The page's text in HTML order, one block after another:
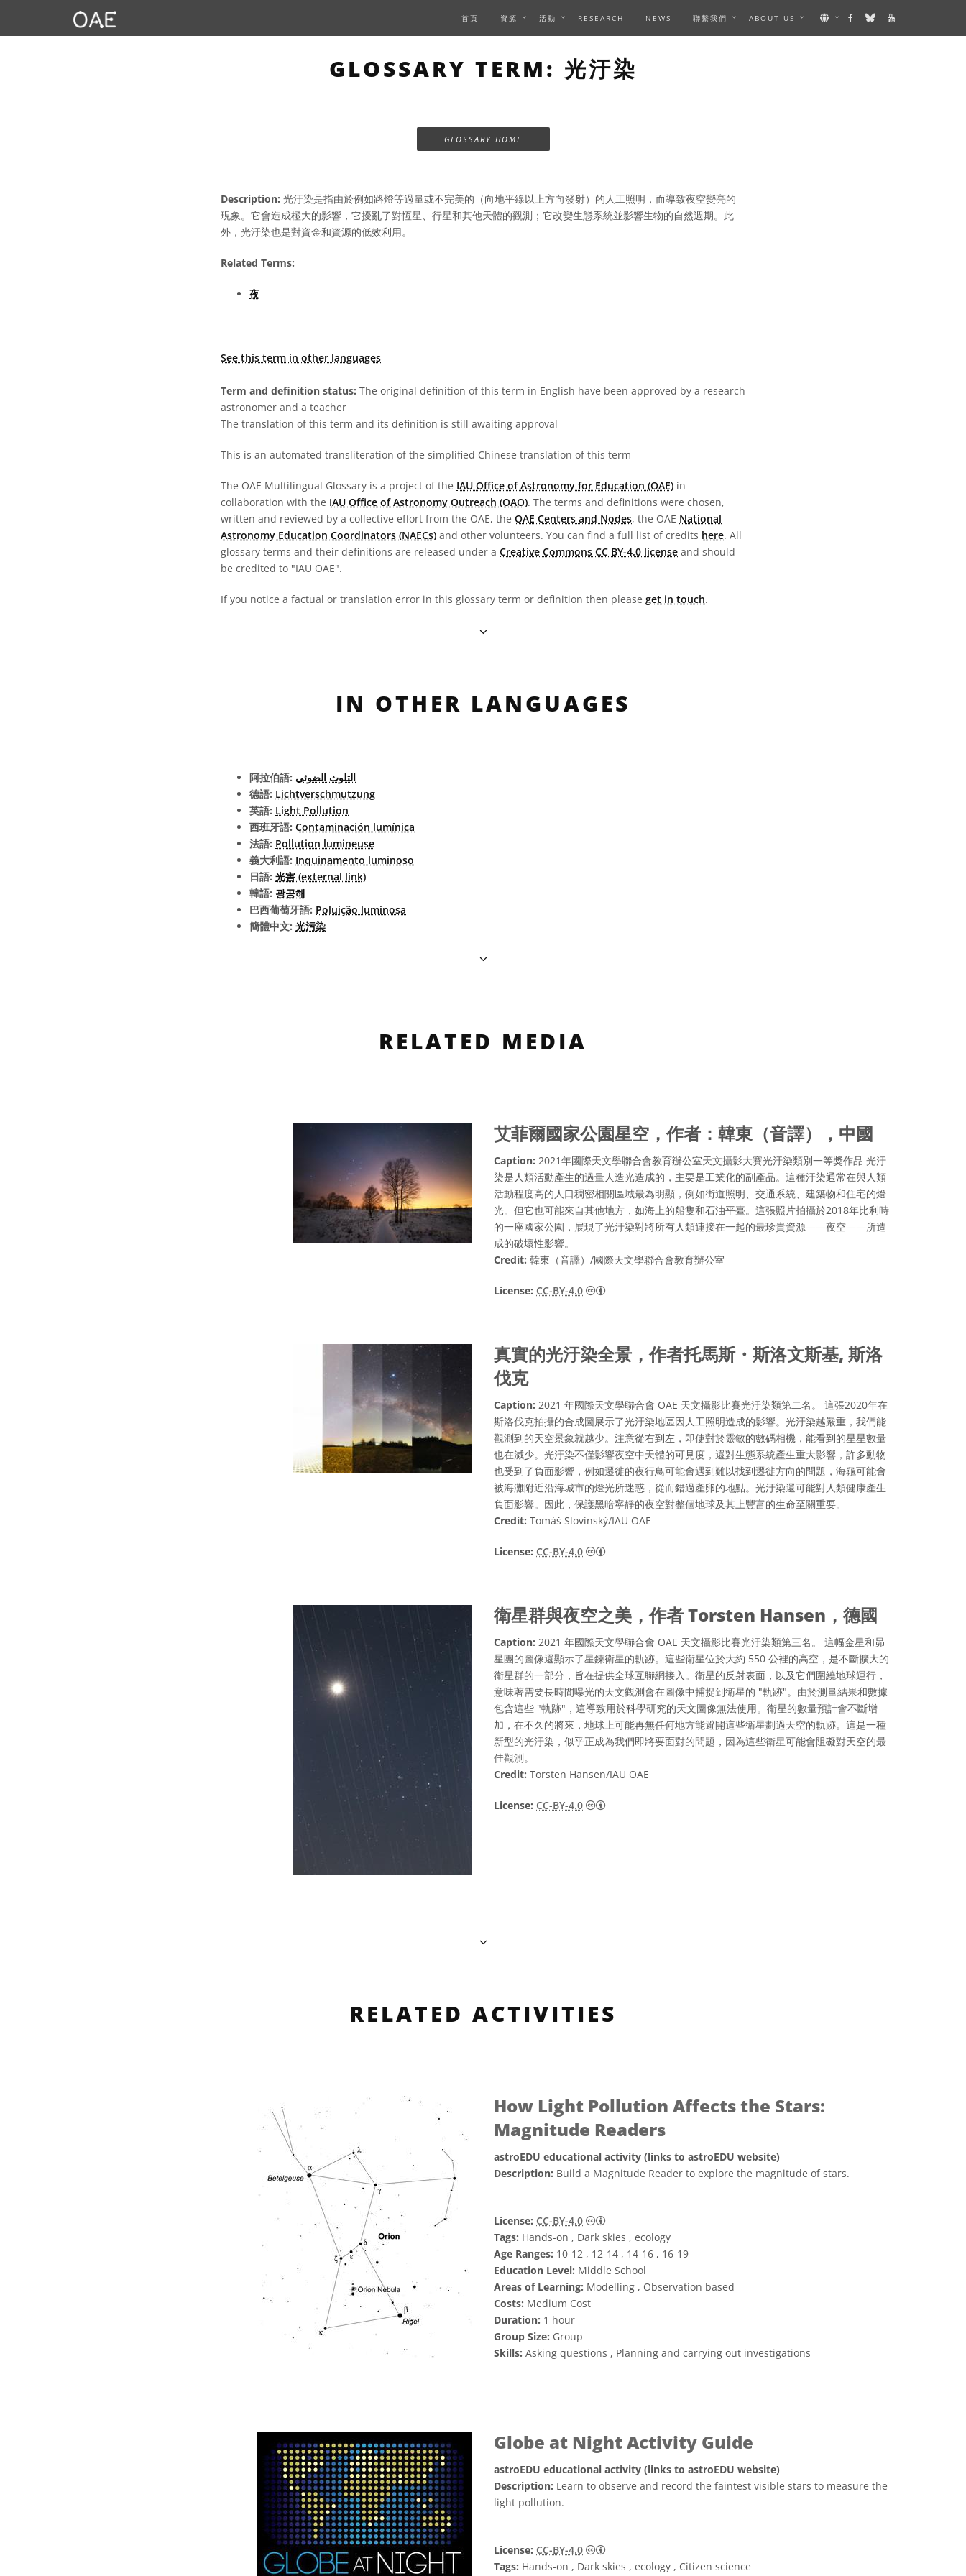
首頁 資源 活動 RESEARCH NEWS 聯繫我們 ABOUT US
GLOSSARY TERM: 光汙染
GLOSSARY HOME
Description: 光汙染是指由於例如路燈等過量或不完美的（向地平線以上方向發射）的人工照明，而導致夜空變亮的
現象。它會造成極大的影響，它擾亂了對恆星、行星和其他天體的觀測；它改變生態系統並影響生物的自然週期。此
外，光汙染也是對資金和資源的低效利用。
Related Terms:
夜
See this term in other languages
Term and definition status: The original definition of this term in English have been approved by a research
astronomer and a teacher
The translation of this term and its definition is still awaiting approval
This is an automated transliteration of the simplified Chinese translation of this term
The OAE Multilingual Glossary is a project of the IAU Office of Astronomy for Education (OAE) in
collaboration with the IAU Office of Astronomy Outreach (OAO). The terms and definitions were chosen,
written and reviewed by a collective effort from the OAE, the OAE Centers and Nodes, the OAE National
Astronomy Education Coordinators (NAECs) and other volunteers. You can find a full list of credits here. All
glossary terms and their definitions are released under a Creative Commons CC BY-4.0 license and should
be credited to "IAU OAE".
If you notice a factual or translation error in this glossary term or definition then please get in touch.
IN OTHER LANGUAGES
阿拉伯語: التلوث الضوئي
德語: Lichtverschmutzung
英語: Light Pollution
西班牙語: Contaminación lumínica
法語: Pollution lumineuse
義大利語: Inquinamento luminoso
日語: 光害 (external link)
韓語: 광공해
巴西葡萄牙語: Poluição luminosa
簡體中文: 光污染
RELATED MEDIA
艾菲爾國家公園星空，作者：韓東（音譯），中國
Caption: 2021年國際天文學聯合會教育辦公室天文攝影大賽光汙染類別一等獎作品 光汙
染是人類活動產生的過量人造光造成的，主要是工業化的副產品。這種汙染通常在與人類
活動程度高的人口稠密相關區域最為明顯，例如街道照明、交通系統、建築物和住宅的燈
光。但它也可能來自其他地方，如海上的船隻和石油平臺。這張照片拍攝於2018年比利時
的一座國家公園，展現了光汙染對將所有人類連接在一起的最珍貴資源——夜空——所造
成的破壞性影響。
Credit: 韓東（音譯）/國際天文學聯合會教育辦公室
License: CC-BY-4.0 Creative Commons 姓名標示 4.0 國際 (CC BY 4.0) icons
真實的光汙染全景，作者托馬斯・斯洛文斯基, 斯洛
伐克
Caption: 2021 年國際天文學聯合會 OAE 天文攝影比賽光汙染類第二名。 這張2020年在
斯洛伐克拍攝的合成圖展示了光汙染地區因人工照明造成的影響。光汙染越嚴重，我們能
觀測到的天空景象就越少。注意從右到左，即使對於靈敏的數碼相機，能看到的星星數量
也在減少。光汙染不僅影響夜空中天體的可見度，還對生態系統產生重大影響，許多動物
也受到了負面影響，例如遷徙的夜行鳥可能會遇到難以找到遷徙方向的問題，海龜可能會
被海灘附近沿海城市的燈光所迷惑，從而錯過產卵的地點。光汙染還可能對人類健康產生
負面影響。因此，保護黑暗寧靜的夜空對整個地球及其上豐富的生命至關重要。
Credit: Tomáš Slovinský/IAU OAE
License: CC-BY-4.0 Creative Commons 姓名標示 4.0 國際 (CC BY 4.0) icons
衛星群與夜空之美，作者 Torsten Hansen，德國
Caption: 2021 年國際天文學聯合會 OAE 天文攝影比賽光汙染類第三名。 這幅金星和昴
星團的圖像還顯示了星鍊衛星的軌跡。這些衛星位於大約 550 公裡的高空，是不斷擴大的
衛星群的一部分，旨在提供全球互聯網接入。衛星的反射表面，以及它們圍繞地球運行，
意味著需要長時間曝光的天文觀測會在圖像中捕捉到衛星的 "軌跡"。由於測量結果和數據
包含這些 "軌跡"，這導致用於科學研究的天文圖像無法使用。衛星的數量預計會不斷增
加，在不久的將來，地球上可能再無任何地方能避開這些衛星劃過天空的軌跡。這是一種
新型的光汙染，似乎正成為我們即將要面對的問題，因為這些衛星可能會阻礙對天空的最
佳觀測。
Credit: Torsten Hansen/IAU OAE
License: CC-BY-4.0 Creative Commons 姓名標示 4.0 國際 (CC BY 4.0) icons
RELATED ACTIVITIES
How Light Pollution Affects the Stars:
Magnitude Readers
astroEDU educational activity (links to astroEDU website)
Description: Build a Magnitude Reader to explore the magnitude of stars.
License: CC-BY-4.0
Creative Commons 姓名標示 4.0 國際 (CC BY 4.0) icons
Tags: Hands-on , Dark skies , ecology
Age Ranges: 10-12 , 12-14 , 14-16 , 16-19
Education Level: Middle School
Areas of Learning: Modelling , Observation based
Costs: Medium Cost
Duration: 1 hour
Group Size: Group
Skills: Asking questions , Planning and carrying out investigations
Globe at Night Activity Guide
astroEDU educational activity (links to astroEDU website)
Description: Learn to observe and record the faintest visible stars to measure the
light pollution.
License: CC-BY-4.0
Creative Commons 姓名標示 4.0 國際 (CC BY 4.0) icons
Tags: Hands-on , Dark skies , ecology , Citizen science